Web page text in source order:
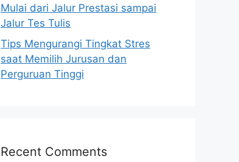
Mulai dari Jalur Prestasi sampai
Jalur Tes Tulis
Tips Mengurangi Tingkat Stres
saat Memilih Jurusan dan
Perguruan Tinggi
Recent Comments